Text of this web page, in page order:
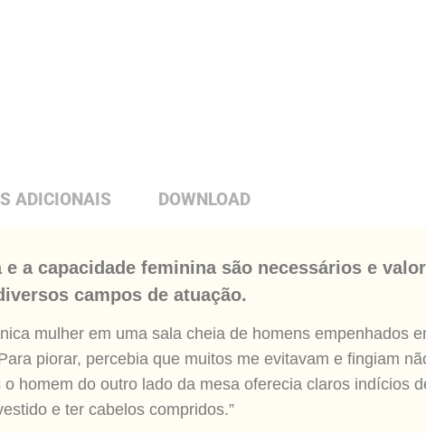
ADICIONAIS DOWNLOAD
a capacidade feminina são necessários e
campos de atuação.
mulher em uma sala cheia de homens empenhados
piorar, percebia que muitos me evitavam e fingiam
homem do outro lado da mesa oferecia claros indícios
e ter cabelos compridos.”